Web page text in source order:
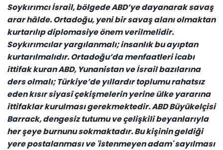
Soykırımcı İsrail, bölgede ABD’ye dayanarak savaş
arar hâlde. Ortadoğu, yeni bir savaş alanı olmaktan
kurtarılıp diplomasiye önem verilmelidir.
Soykırımcılar yargılanmalı; insanlık bu ayıptan
kurtarılmalıdır. Ortadoğu’da menfaatleri icabı
ittifak kuran ABD, Yunanistan ve İsrail bazılarına
ders olmalı; Türkiye’de yıllardır toplumu rahatsız
eden kısır siyasî çekişmelerin yerine ülke yararına
ittifaklar kurulması gerekmektedir. ABD Büyükelçisi
Barrack, dengesiz tutumu ve çelişkili beyanlarıyla
her şeye burnunu sokmaktadır. Bu kişinin geldiği
yere postalanması ve 'istenmeyen adam' sayılması